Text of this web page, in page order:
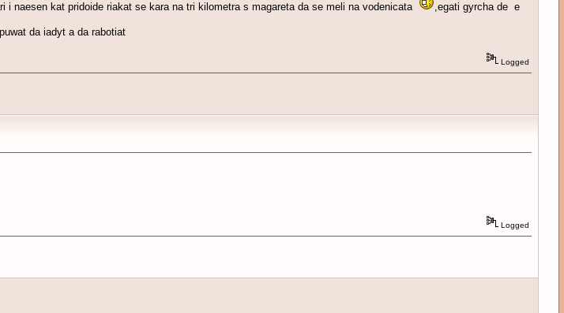
naesen kat pridoide riakat se kara na tri kilometra s magareta da se meli na vodenicata
,egati gyrcha de e
da iadyt a da rabotiat
Logged
Logged